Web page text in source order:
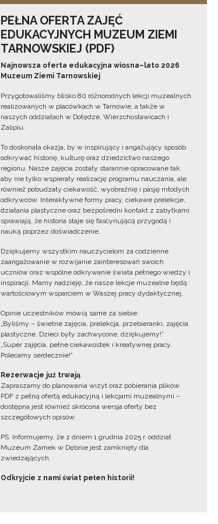
PEŁNA OFERTA ZAJĘĆ
EDUKACYJNYCH MUZEUM ZIEMI
TARNOWSKIEJ (PDF)
Najnowsza oferta edukacyjna wiosna–lato 2026
Muzeum Ziemi Tarnowskiej
Przygotowaliśmy blisko 80 różnorodnych lekcji muzealnych
realizowanych w placówkach w Tarnowie, a także w
naszych oddziałach w Dołędze, Wierzchosławicach i
Zalipiu.
To doskonała okazja, by w inspirujący i angażujący sposób
odkrywać historię, kulturę oraz dziedzictwo naszego
regionu. Nasze zajęcia zostały starannie opracowane tak,
aby nie tylko wspierały realizację programu nauczania, ale
również pobudzały ciekawość, wyobraźnię i pasję młodych
odkrywców. Interaktywne formy pracy, ciekawe prelekcje,
działania plastyczne oraz bezpośredni kontakt z zabytkami
sprawiają, że historia staje się fascynującą przygodą i
nauką poprzez doświadczenie.
Dziękujemy wszystkim nauczycielom za codzienne
zaangażowanie w rozwijanie zainteresowań swoich
uczniów oraz wspólne odkrywanie świata pełnego wiedzy i
inspiracji. Mamy nadzieję, że nasze lekcje muzealne będą
wartościowym wsparciem w Waszej pracy dydaktycznej.
Opinie uczestników mówią same za siebie:
„Byliśmy – świetne zajęcia, prelekcja, przebieranki, zajęcia
plastyczne. Dzieci były zachwycone, dziękujemy!”
„Super zajęcia, pełne ciekawostek i kreatywnej pracy.
Polecamy serdecznie!”
Rezerwacje już trwają
Zapraszamy do planowania wizyt oraz pobierania plików
PDF z pełną ofertą edukacyjną i lekcjami muzealnymi –
dostępna jest również skrócona wersja oferty bez
szczegółowych opisów.
PS. Informujemy, że z dniem 1 grudnia 2025 r. oddział
Muzeum Zamek w Dębnie jest zamknięty dla
zwiedzających.
Odkryjcie z nami świat pełen historii!